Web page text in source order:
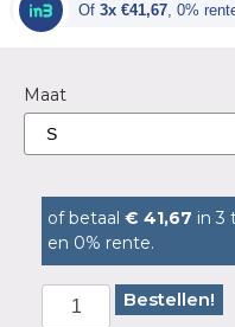
Of 3x €41,67, 0%
Maat
of betaal € 41,67 in 3
en 0% rente.
Bestellen!